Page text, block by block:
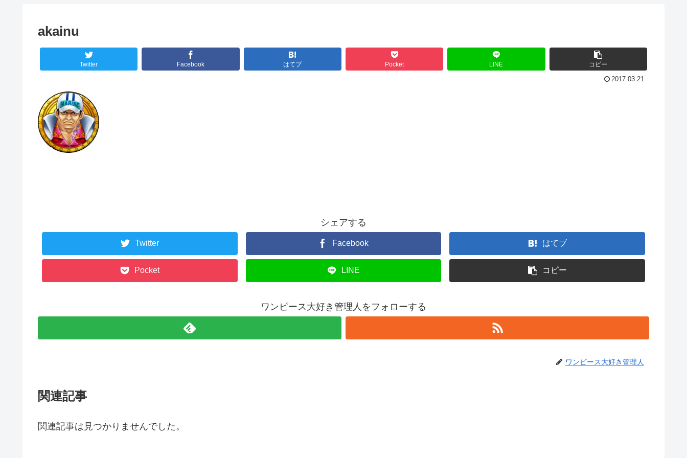
akainu
Twitter Facebook はてブ Pocket LINE コピー
2017.03.21
シェアする
Twitter Facebook はてブ
Pocket LINE コピー
ワンピース大好き管理人をフォローする
ワンピース大好き管理人
関連記事
関連記事は見つかりませんでした。